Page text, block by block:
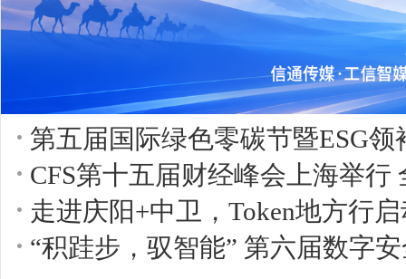
第五届国际绿色零碳节暨ESG
CFS第十五届财经峰会上海举
走进庆阳+中卫，Token地方行
“积跬步，驭智能” 第六届数字